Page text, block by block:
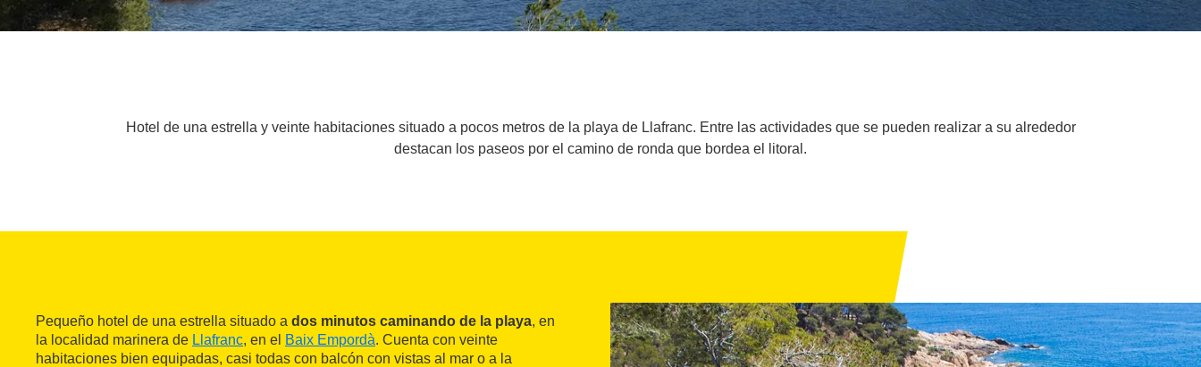
Hotel de una estrella y veinte habitaciones situado a pocos metros de la playa de Llafranc. Entre las actividades que se pueden realizar a su alrededor
destacan los paseos por el camino de ronda que bordea el litoral.
Pequeño hotel de una estrella situado a dos minutos caminando de la playa, en
la localidad marinera de Llafranc, en el Baix Empordà. Cuenta con veinte
habitaciones bien equipadas, casi todas con balcón con vistas al mar o a la